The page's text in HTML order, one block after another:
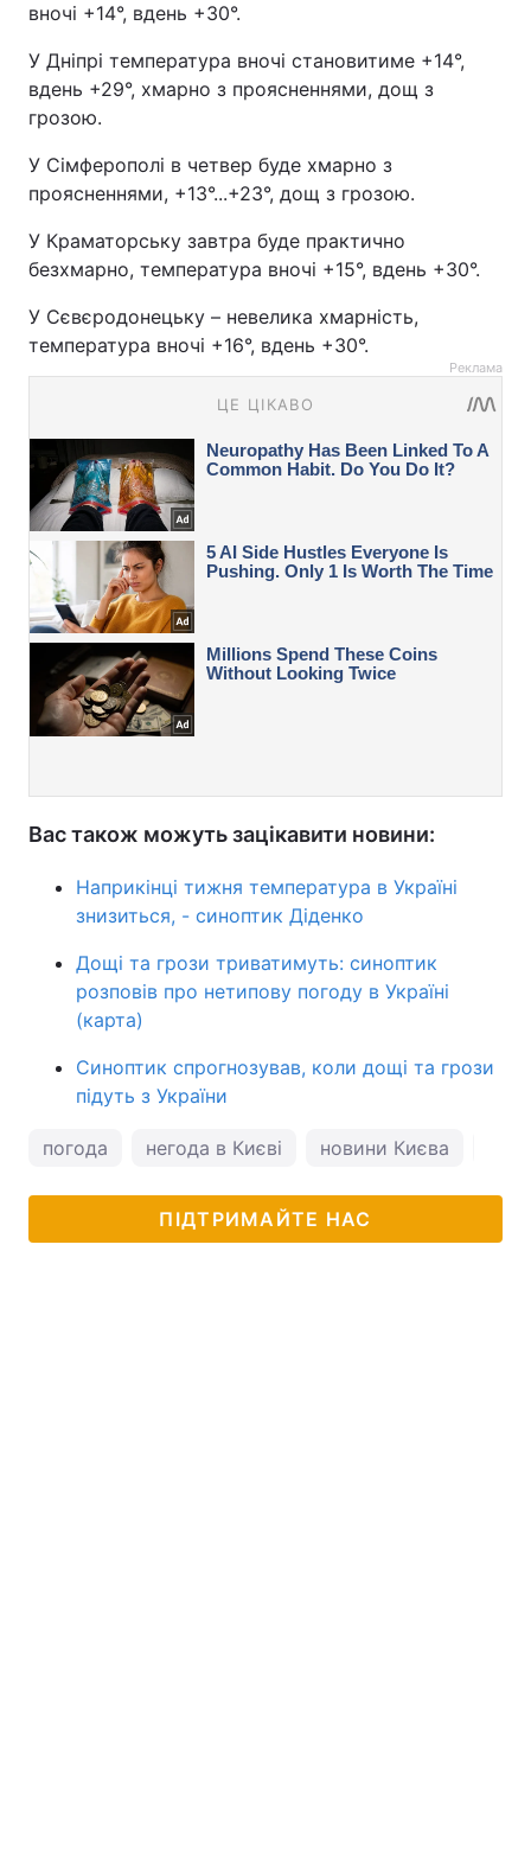
вночі +14°, вдень +30°.
У Дніпрі температура вночі становитиме +14°,
вдень +29°, хмарно з проясненнями, дощ з
грозою.
У Сімферополі в четвер буде хмарно з
проясненнями, +13°...+23°, дощ з грозою.
У Краматорську завтра буде практично
безхмарно, температура вночі +15°, вдень +30°.
У Сєвєродонецьку – невелика хмарність,
температура вночі +16°, вдень +30°.
Реклама
Вас також можуть зацікавити новини:
Наприкінці тижня температура в Україні
знизиться, - синоптик Діденко
Дощі та грози триватимуть: синоптик
розповів про нетипову погоду в Україні
(карта)
Синоптик спрогнозував, коли дощі та грози
підуть з України
погода негода в Києві новини Києва
ПІДТРИМАЙТЕ НАС